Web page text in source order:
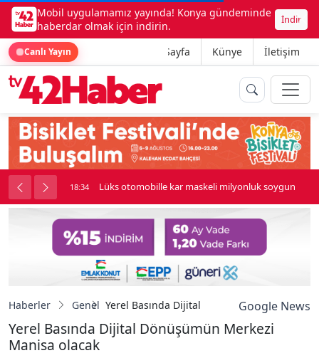
Mobil uygulamamız yayında! Konya gündeminde
haberdar olmak için indirin.
İndir
Canlı Yayın Ana Sayfa Künye İletişim
kavga çıktı 18:34 Lüks otomobille kar maskeli milyonluk soygun
Haberler Genel Yerel Basında Dijital Dönüşümün Merkezi
Google News
Yerel Basında Dijital Dönüşümün Merkezi
Manisa olacak